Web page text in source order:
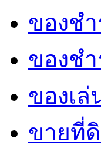
ของช
ของช
ของเ
ขายที่